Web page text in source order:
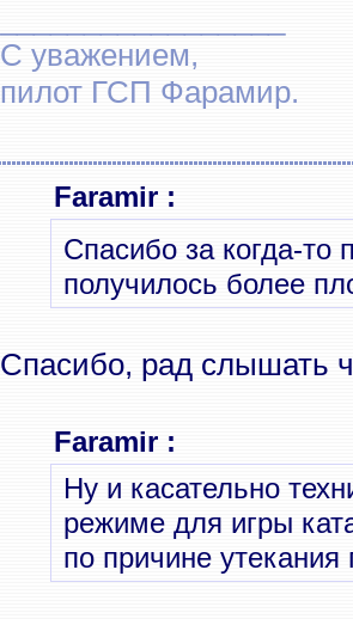
С уважением,
пилот ГСП Фарамир.
Faramir :
Спасибо за когда-то
получилось более
Спасибо, рад слышать
Faramir :
Ну и касательно
режиме для игры
по причине